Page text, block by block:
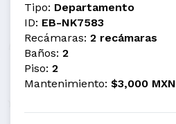
Tipo: Departamento
ID: EB-NK7583
Recámaras: 2 recámaras
Baños: 2
Piso: 2
Mantenimiento: $3,000 MXN